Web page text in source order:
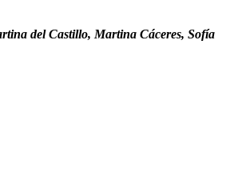
del Castillo, Martina Cáceres, Sofía